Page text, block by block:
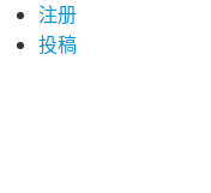
注册
投稿